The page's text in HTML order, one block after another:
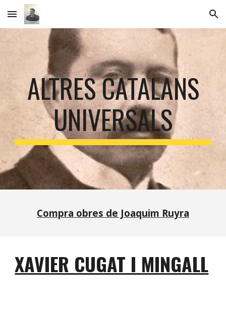
Skip to main content Skip to navigation
ALTRES CATALANS
UNIVERSALS
Compra obres de Joaquim Ruyra
XAVIER CUGAT I MINGALL